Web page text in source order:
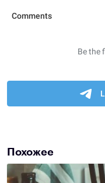
Похожее